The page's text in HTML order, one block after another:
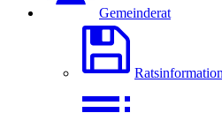
Gemeinderat